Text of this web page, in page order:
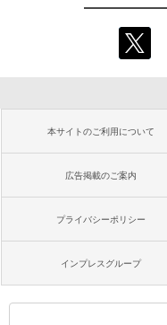
本サイトのご利用について
広告掲載のご案内
プライバシーポリシー
インプレスグループ